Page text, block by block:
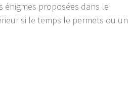
énigmes proposées dans le
si le temps le permets ou un